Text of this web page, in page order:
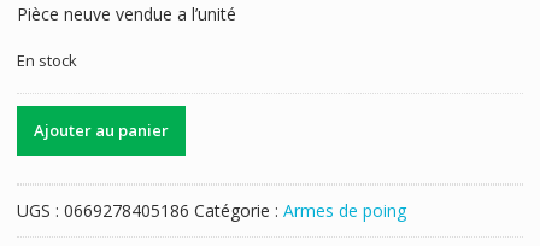
Pièce neuve vendue a l’unité
En stock
de
1911
Ajouter au panier
UGS : 0669278405186 Catégorie : Armes de poing